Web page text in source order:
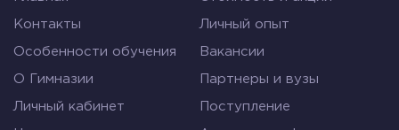
Контакты Личный опыт
Особенности обучения Вакансии
О Гимназии Партнеры и вузы
Личный кабинет Поступление